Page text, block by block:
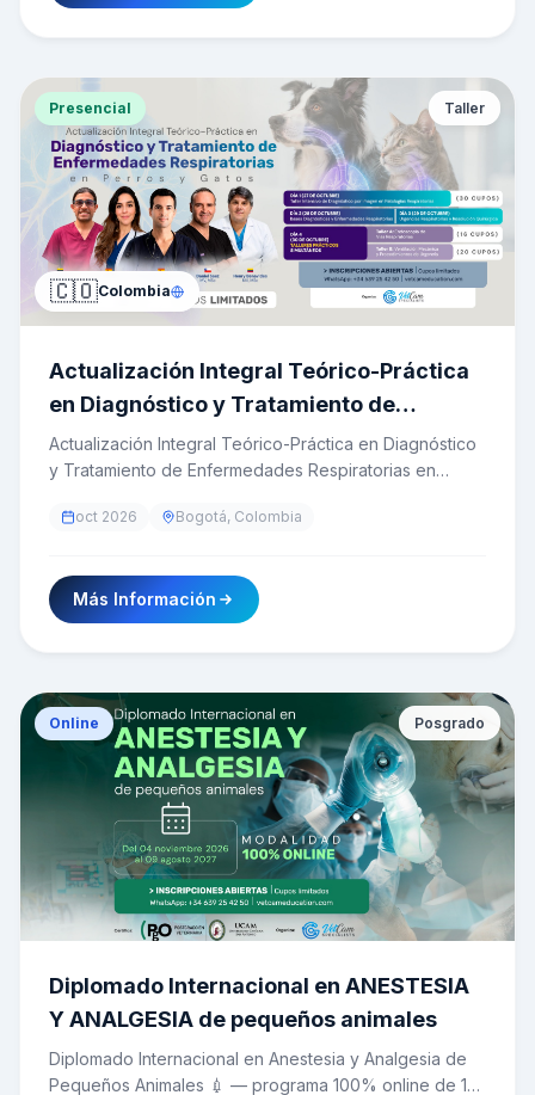
internacionales 🇩🇪🇺🇸🇪🇸🇮🇹🇧🇷. 📅 Del 22 de
septiembre de 2026 al 26 de enero de 2027. Cupos
Presencial Taller
🇨🇴Colombia
Actualización Integral Teórico-Práctica
en Diagnóstico y Tratamiento de
Enfermedades Respiratorias en Perros y
Gatos
Actualización Integral Teórico-Práctica en Diagnóstico
y Tratamiento de Enfermedades Respiratorias en
talleres prácticos (diagnóstico por imagen, endoscopía
urgencia) con un seminario teórico de actualización
clínica, dictado por 5 especialistas internacionales 🇪🇸
🇨🇱🇨🇴. 📅 Del 27 al 30 de octubre de 2025 en
Bogotá, Colombia. Cupos limitado
oct 2026 Bogotá, Colombia
Más Información
Online Posgrado
Diplomado Internacional en ANESTESIA
Y ANALGESIA de pequeños animales
Diplomado Internacional en Anestesia y Analgesia de
Pequeños Animales 💉 — programa 100% online de 13